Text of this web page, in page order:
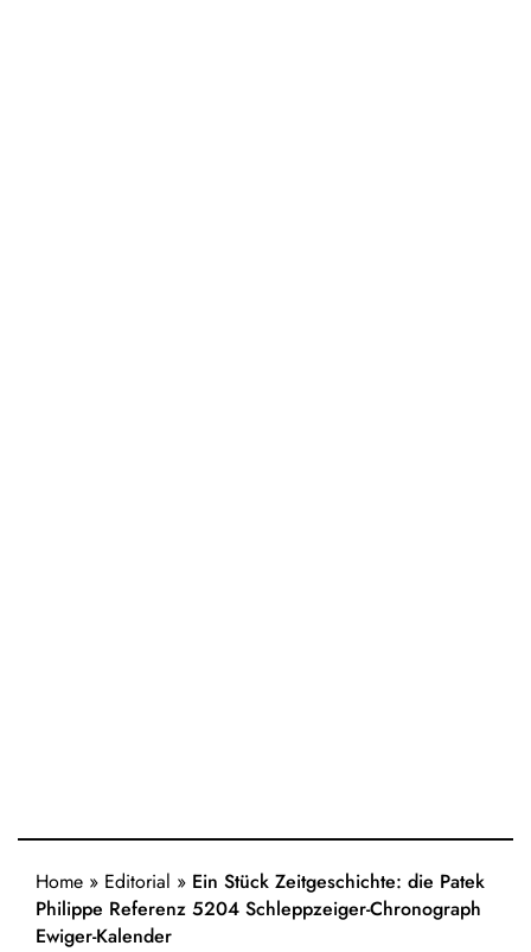
Home » Editorial » Ein Stück Zeitgeschichte: die Patek
Philippe Referenz 5204 Schleppzeiger-Chronograph
Ewiger-Kalender